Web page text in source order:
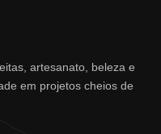
artesanato, beleza e
em projetos cheios de